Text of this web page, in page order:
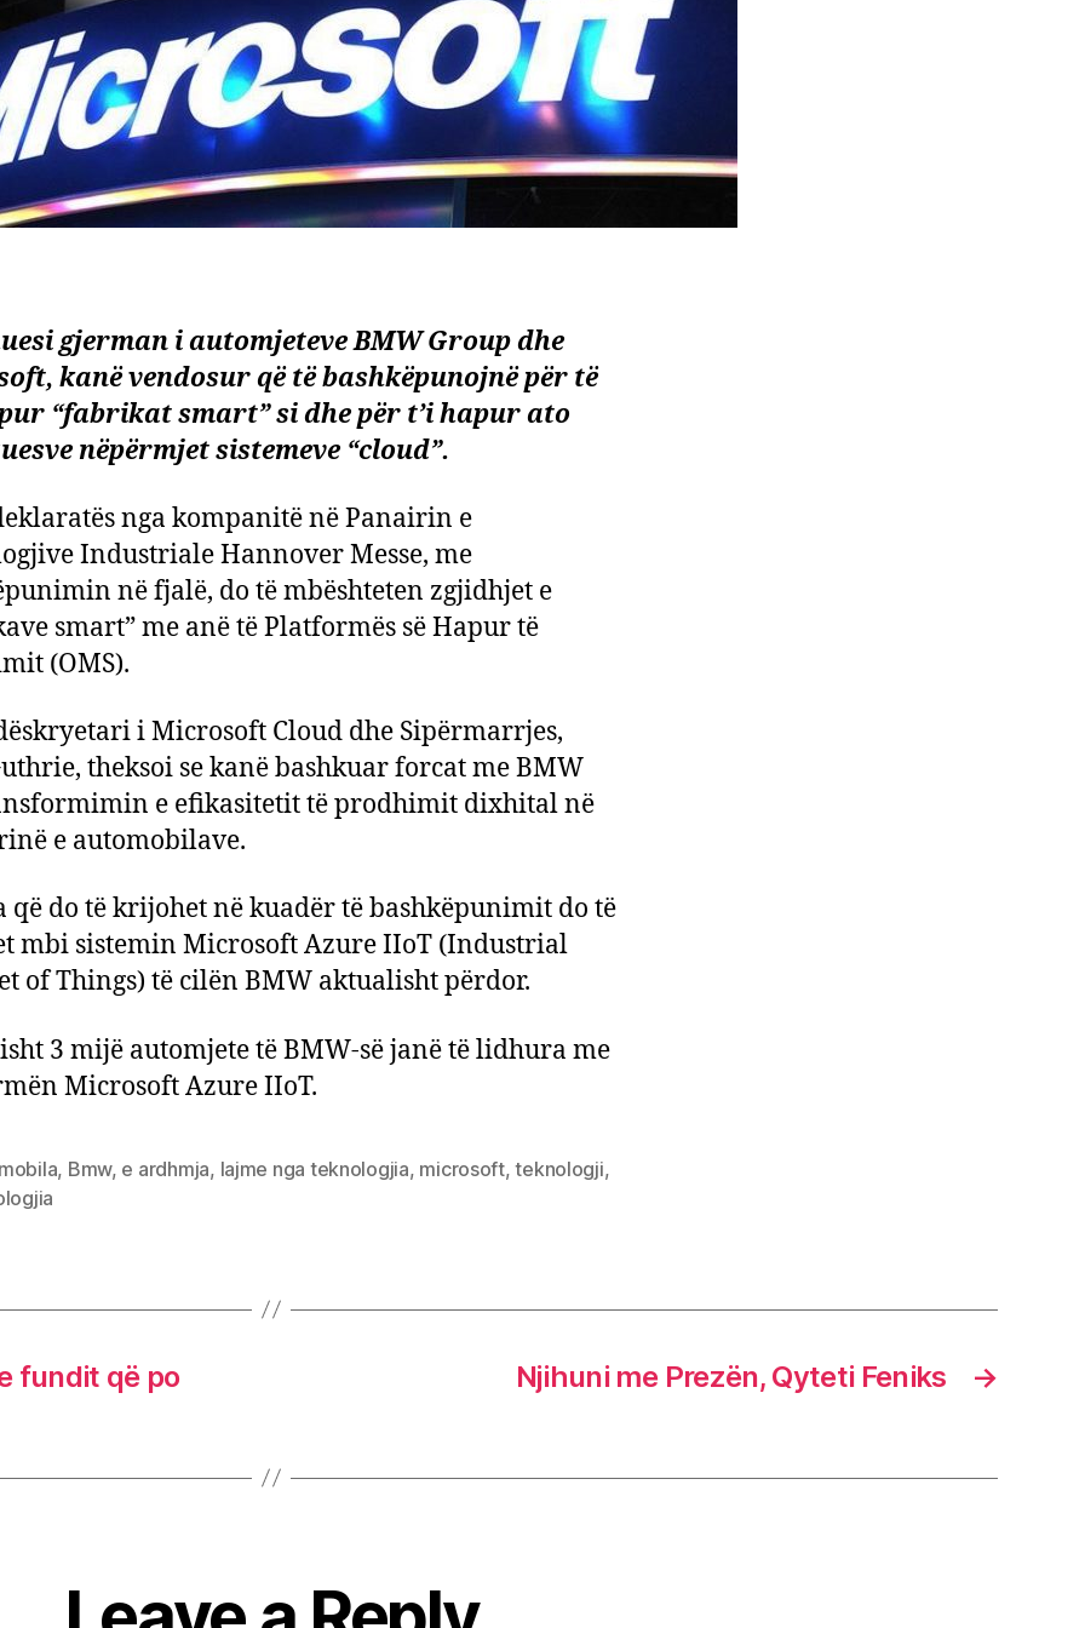
gjerman i automjeteve BMW Group dhe
kanë vendosur që të bashkëpunojnë për të
“fabrikat smart” si dhe për t’i hapur ato
nëpërmjet sistemeve “cloud”.
nga kompanitë në Panairin e
Industriale Hannover Messe, me
në fjalë, do të mbështeten zgjidhjet e
smart” me anë të Platformës së Hapur të
(OMS).
i Microsoft Cloud dhe Sipërmarrjes,
theksoi se kanë bashkuar forcat me BMW
e efikasitetit të prodhimit dixhital në
e automobilave.
që do të krijohet në kuadër të bashkëpunimit do të
mbi sistemin Microsoft Azure IIoT (Industrial
of Things) të cilën BMW aktualisht përdor.
3 mijë automjete të BMW-së janë të lidhura me
Microsoft Azure IIoT.
, Bmw, e ardhmja, lajme nga teknologjia, microsoft,teknologji,
fundit që po →
Njihuni me Prezën, Qyteti Feniks